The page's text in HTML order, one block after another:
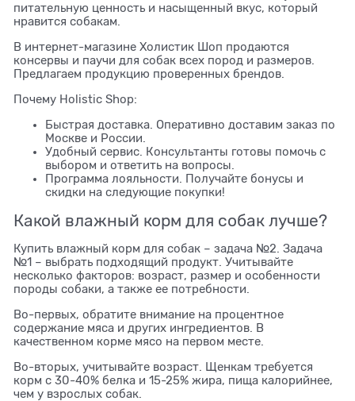
питательную ценность и насыщенный вкус, который
нравится собакам.
В интернет-магазине Холистик Шоп продаются
консервы и паучи для собак всех пород и размеров.
Предлагаем продукцию проверенных брендов.
Почему Holistic Shop:
Быстрая доставка. Оперативно доставим заказ по
Москве и России.
Удобный сервис. Консультанты готовы помочь с
выбором и ответить на вопросы.
Программа лояльности. Получайте бонусы и
скидки на следующие покупки!
Какой влажный корм для собак лучше?
Купить влажный корм для собак – задача №2. Задача
№1 – выбрать подходящий продукт. Учитывайте
несколько факторов: возраст, размер и особенности
породы собаки, а также ее потребности.
Во-первых, обратите внимание на процентное
содержание мяса и других ингредиентов. В
качественном корме мясо на первом месте.
Во-вторых, учитывайте возраст. Щенкам требуется
корм с 30-40% белка и 15-25% жира, пища калорийнее,
чем у взрослых собак.